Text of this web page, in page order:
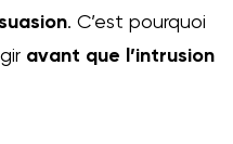
. C’est pourquoi
avant que l’intrusion